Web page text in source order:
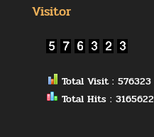
Visitor
Total Visit : 576323
Total Hits : 3165622